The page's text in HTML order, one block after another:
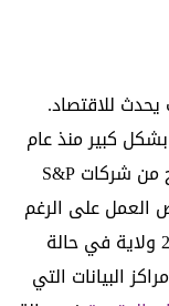
للاقتصاد.
كبير منذ عام
الأرباح من شركات S&P
العمل على الرغم
من ازدهار سوق الأوراق المالية، وهناك 22 ولاية في حالة
البيانات التي